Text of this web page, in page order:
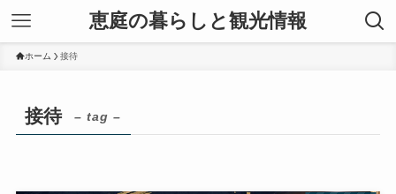
恵庭の暮らしと観光情報
ホーム 接待
接待 – tag –